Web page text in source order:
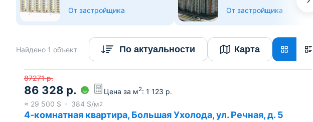
От застройщика От застройщика
Найдено 1 объект По актуальности Карта
87271 р.
86 328 р. Цена за м2: 1 123 р.
≈ 29 500 $ 384 $/м2
4-комнатная квартира, Большая Ухолода, ул. Речная, д. 5